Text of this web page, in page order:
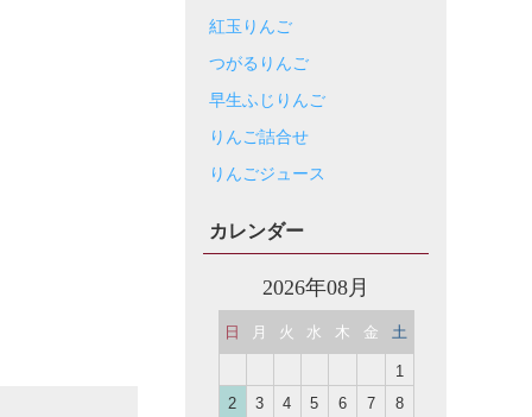
紅玉りんご
つがるりんご
早生ふじりんご
りんご詰合せ
りんごジュース
カレンダー
2026年08月
日 月 火 水 木 金 土
1
2
3 4 5 6 7 8